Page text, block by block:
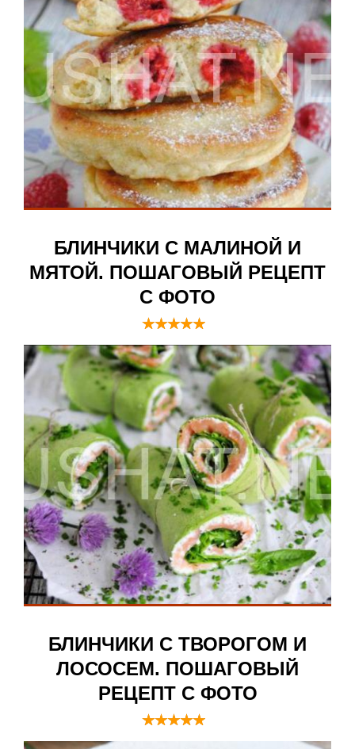
БЛИНЧИКИ С МАЛИНОЙ И
МЯТОЙ. ПОШАГОВЫЙ РЕЦЕПТ
С ФОТО
БЛИНЧИКИ С ТВОРОГОМ И
ЛОСОСЕМ. ПОШАГОВЫЙ
РЕЦЕПТ С ФОТО